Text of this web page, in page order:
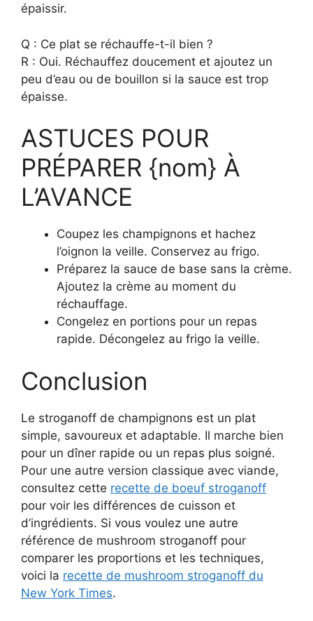
épaissir.
Q : Ce plat se réchauffe-t-il bien ?
R : Oui. Réchauffez doucement et ajoutez un
peu d’eau ou de bouillon si la sauce est trop
épaisse.
ASTUCES POUR
PRÉPARER {nom} À
L’AVANCE
Coupez les champignons et hachez
l’oignon la veille. Conservez au frigo.
Préparez la sauce de base sans la crème.
Ajoutez la crème au moment du
réchauffage.
Congelez en portions pour un repas
rapide. Décongelez au frigo la veille.
Conclusion
Le stroganoff de champignons est un plat
simple, savoureux et adaptable. Il marche bien
pour un dîner rapide ou un repas plus soigné.
Pour une autre version classique avec viande,
consultez cette recette de boeuf stroganoff
pour voir les différences de cuisson et
d’ingrédients. Si vous voulez une autre
référence de mushroom stroganoff pour
comparer les proportions et les techniques,
voici la recette de mushroom stroganoff du
New York Times.